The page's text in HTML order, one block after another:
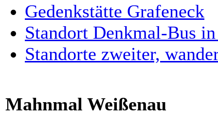
Gedenkstätte Grafeneck
Standort Denkmal-Bus
Standorte zweiter,
Mahnmal Weißenau